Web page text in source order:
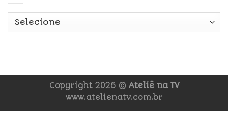
Copyright 2026 © Ateliê na TV
www.atelienatv.com.br